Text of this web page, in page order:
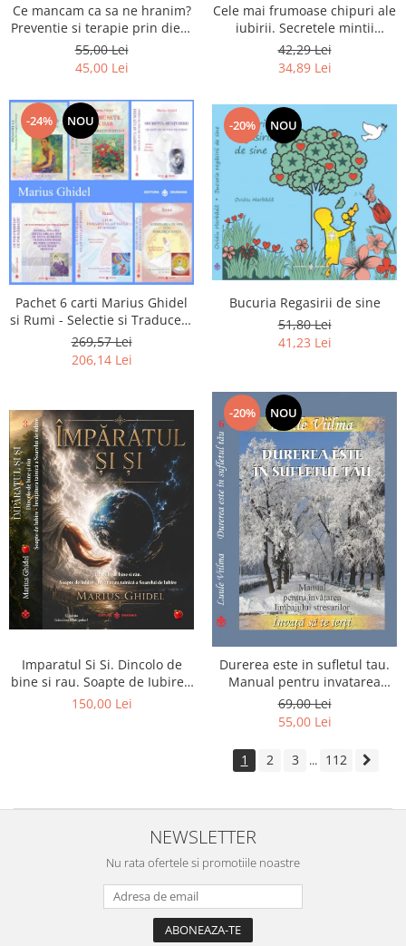
Ce mancam ca sa ne hranim?
Preventie si terapie prin dieta
in bolile cardiovasculare si in
diabetul zaharat
55,00 Lei
45,00 Lei
Cele mai frumoase chipuri ale
iubirii. Secretele mintii
omenesti in opera marelui
initiat, Rumi
42,29 Lei
34,89 Lei
-24% NOU
Pachet 6 carti Marius Ghidel
si Rumi - Selectie si Traducere
de Marius Ghidel
269,57 Lei
206,14 Lei
-20% NOU
Bucuria Regasirii de sine
51,80 Lei
41,23 Lei
Imparatul Si Si. Dincolo de
bine si rau. Soapte de Iubire -
Invatatura tainica a Soarelui
150,00 Lei
-20% NOU
Durerea este in sufletul tau.
Manual pentru invatarea
limbajului stresurilor Seria
Invata sa te Ierti Luule Viilma
69,00 Lei
55,00 Lei
1 2 3 ... 112
NEWSLETTER
Nu rata ofertele si promotiile noastre